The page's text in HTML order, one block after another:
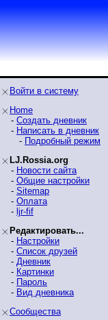
Войти в систему
Home
- Создать дневник
- Написать в дневник
- Подробный режим
LJ.Rossia.org
- Новости сайта
- Общие настройки
- Sitemap
- Оплата
- ljr-fif
Редактировать...
- Настройки
- Список друзей
- Дневник
- Картинки
- Пароль
- Вид дневника
Сообщества